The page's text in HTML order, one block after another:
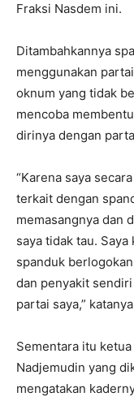
Fraksi Nasdem ini.
Ditambahkannya
menggunakan
oknum yang tidak
mencoba
dirinya dengan
“Karena saya
terkait dengan
memasangnya dan
saya tidak tau.
spanduk
dan penyakit
partai saya,”
Sementara itu
Nadjemudin yang
mengatakan